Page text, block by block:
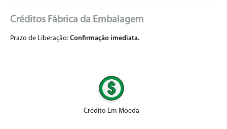
Créditos Fábrica da Embalagem
Prazo de Liberação: Confirmação imediata.
Crédito Em Moeda